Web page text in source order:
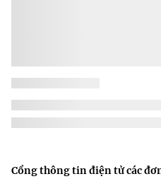
Muốn làm chủ công nghệ
Thúc đẩy doanh nghiệp làm chủ